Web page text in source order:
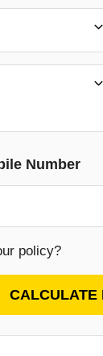
Number
policy?
CALCULATE